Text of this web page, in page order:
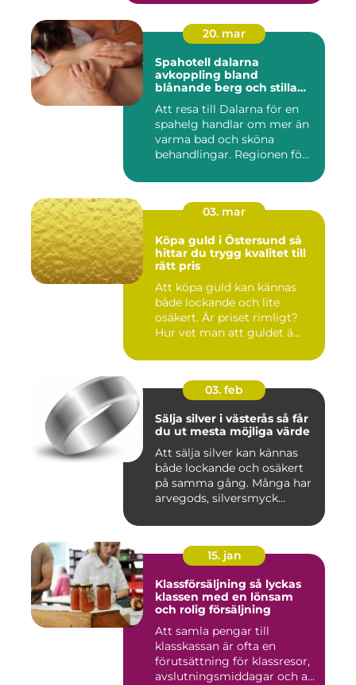
20. mar
Spahotell dalarna
avkoppling bland
blånande berg och stilla
Att resa till Dalarna för en
spahelg handlar om mer än
varma bad och sköna
behandlingar. Regionen fö...
03. mar
Köpa guld i Östersund så
hittar du trygg kvalitet till
rätt pris
Att köpa guld kan kännas
både lockande och lite
osäkert. Är priset rimligt?
Hur vet man att guldet ä...
03. feb
Sälja silver i västerås så får
du ut mesta möjliga värde
Att sälja silver kan kännas
både lockande och osäkert
på samma gång. Många har
arvegods, silversmyck...
15. jan
Klassförsäljning så lyckas
klassen med en lönsam
och rolig försäljning
Att samla pengar till
klasskassan är ofta en
förutsättning för klassresor,
avslutningsmiddagar och a...